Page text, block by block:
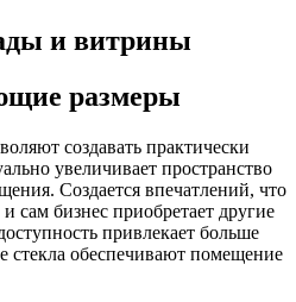
и витрины
размеры
создавать практически
увеличивает пространство
Создается впечатлений, что
сам бизнес приобретает другие
привлекает больше
стекла обеспечивают помещение